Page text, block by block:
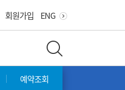
회원가입 ENG
예약조회